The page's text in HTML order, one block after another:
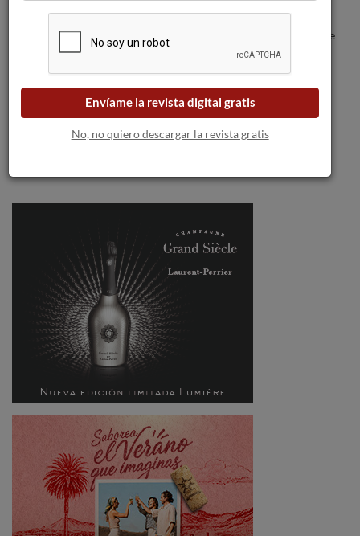
Excepcional cata de Fondillones Alicante
DOP por Pedro Ballesteros Torres MW.
Envíame la revista digital gratis
No, no quiero descargar la revista gratis